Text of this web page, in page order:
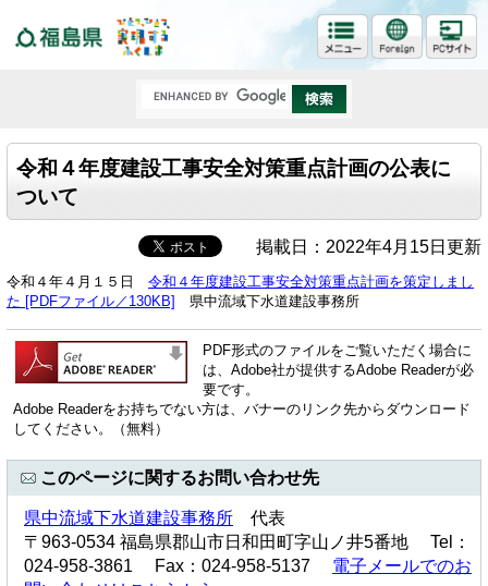
令和４年度建設工事安全対策重点計画の公表に
ついて
掲載日：2022年4月15日更新
令和４年４月１５日 令和４年度建設工事安全対策重点計画を策定しまし
た [PDFファイル／130KB]
県中流域下水道建設事務所
PDF形式のファイルをご覧いただく場合に
は、Adobe社が提供するAdobe Readerが必
要です。
Adobe Readerをお持ちでない方は、バナーのリンク先からダウンロード
してください。（無料）
このページに関するお問い合わせ先
県中流域下水道建設事務所 代表
〒963-0534 福島県郡山市日和田町字山ノ井5番地 Tel：
024-958-3861 Fax：024-958-5137 電子メールでのお